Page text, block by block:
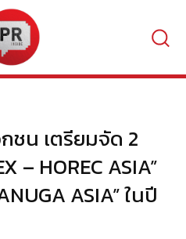
ชน เตรียมจัด 2
– HOREC ASIA”
ASIA” ในปี